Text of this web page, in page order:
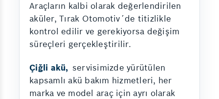
Araçların kalbi olarak değerlendirilen
aküler, Tırak Otomotiv´de titizlikle
kontrol edilir ve gerekiyorsa değişim
süreçleri gerçekleştirilir.
Çiğli akü, servisimizde yürütülen
kapsamlı akü bakım hizmetleri, her
marka ve model araç için ayrı olarak